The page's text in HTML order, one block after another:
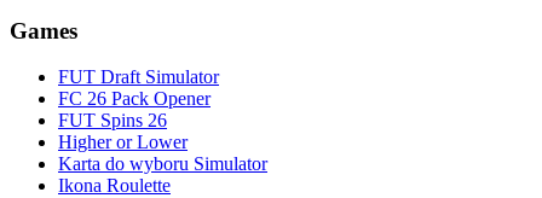
Games
FUT Draft Simulator
FC 26 Pack Opener
FUT Spins 26
Higher or Lower
Karta do wyboru Simulator
Ikona Roulette